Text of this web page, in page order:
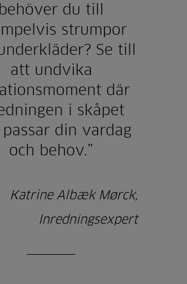
behöver du till
strumpor
Se till
att undvika
där
i skåpet
din vardag
och behov.”
Katrine Albæk Mørck,
Inredningsexpert